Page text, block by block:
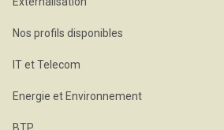
Nos profils disponibles
IT et Telecom
Energie et Environnement